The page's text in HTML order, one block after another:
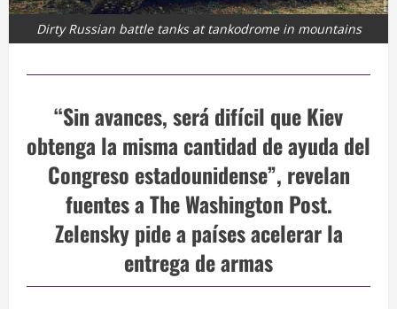
Dirty Russian battle tanks at tankodrome in mountains
“Sin avances, será difícil que Kiev
obtenga la misma cantidad de ayuda del
Congreso estadounidense”, revelan
fuentes a The Washington Post.
Zelensky pide a países acelerar la
entrega de armas